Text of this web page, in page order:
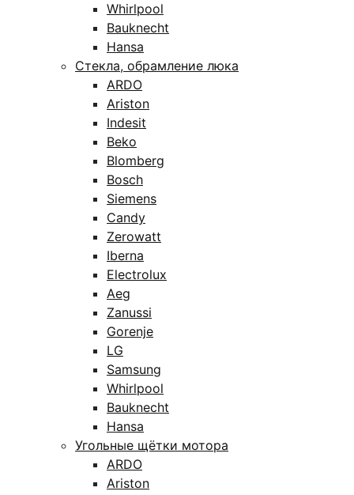
Whirlpool
Bauknecht
Hansa
Стекла, обрамление люка
ARDO
Ariston
Indesit
Beko
Blomberg
Bosch
Siemens
Candy
Zerowatt
Iberna
Electrolux
Aeg
Zanussi
Gorenje
LG
Samsung
Whirlpool
Bauknecht
Hansa
Угольные щётки мотора
ARDO
Ariston